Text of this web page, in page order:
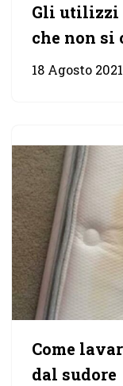
Gli utilizzi
che non si
18 Agosto 2021
Come
dal sudore